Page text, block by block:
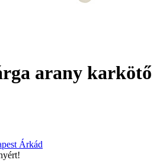
arany karkötő
Árkád